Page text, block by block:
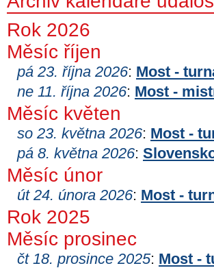
Rok 2026
Měsíc říjen
pá 23. října 2026: Most -
ne 11. října 2026: Most -
Měsíc květen
so 23. května 2026: Most -
pá 8. května 2026:
Měsíc únor
út 24. února 2026: Most -
Rok 2025
Měsíc prosinec
čt 18. prosince 2025: Most -